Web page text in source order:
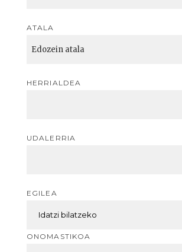
ATALA
HERRIALDEA
UDALERRIA
EGILEA
ONOMASTIKOA